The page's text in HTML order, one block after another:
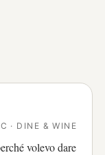
· DINE & WINE
volevo dare